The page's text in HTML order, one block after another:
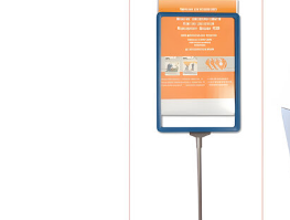
Доставка от 2 до 3 дней